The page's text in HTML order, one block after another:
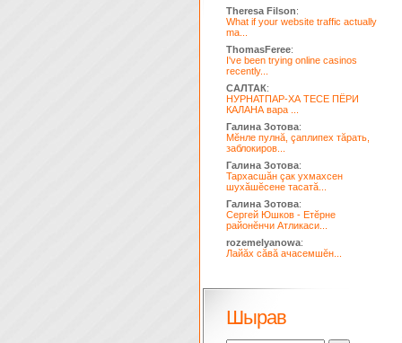
Theresa Filson:
What if your website traffic actually
ma...
ThomasFeree:
I've been trying online casinos
recently...
САЛТАК:
НУРНАТПАР-ХА ТЕСЕ ПЁРИ
КАЛАНА вара ...
Галина Зотова:
Мĕнле пулнă, çаплипех тăрать,
заблокиров...
Галина Зотова:
Тархасшăн çак ухмахсен
шухăшĕсене тасатă...
Галина Зотова:
Сергей Юшков - Етĕрне
районĕнчи Атликаси...
rozemelyanowa:
Лайăх сăвă ачасемшĕн...
Шырав